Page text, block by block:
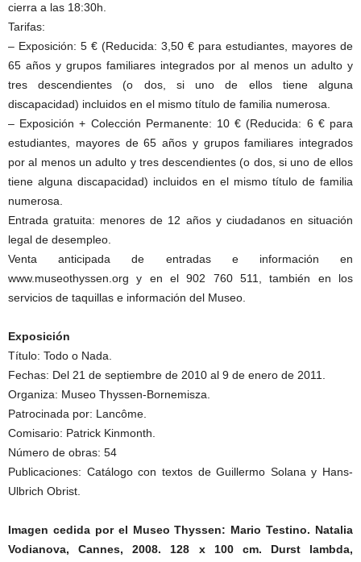
cierra a las 18:30h.
Tarifas:
– Exposición: 5 € (Reducida: 3,50 € para estudiantes, mayores de
65 años y grupos familiares integrados por al menos un adulto y
tres descendientes (o dos, si uno de ellos tiene alguna
discapacidad) incluidos en el mismo título de familia numerosa.
– Exposición + Colección Permanente: 10 € (Reducida: 6 € para
estudiantes, mayores de 65 años y grupos familiares integrados
por al menos un adulto y tres descendientes (o dos, si uno de ellos
tiene alguna discapacidad) incluidos en el mismo título de familia
numerosa.
Entrada gratuita: menores de 12 años y ciudadanos en situación
legal de desempleo.
Venta anticipada de entradas e información en
www.museothyssen.org y en el 902 760 511, también en los
servicios de taquillas e información del Museo.
Exposición
Título: Todo o Nada.
Fechas: Del 21 de septiembre de 2010 al 9 de enero de 2011.
Organiza: Museo Thyssen-Bornemisza.
Patrocinada por: Lancôme.
Comisario: Patrick Kinmonth.
Número de obras: 54
Publicaciones: Catálogo con textos de Guillermo Solana y Hans-
Ulbrich Obrist.
Imagen cedida por el Museo Thyssen: Mario Testino. Natalia
Vodianova, Cannes, 2008. 128 x 100 cm. Durst lambda,